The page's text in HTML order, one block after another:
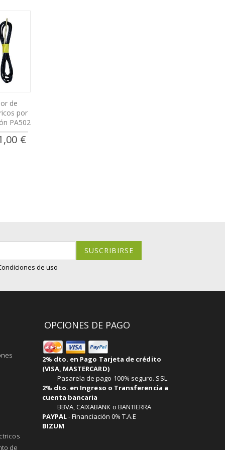
de
por
PA502
€
SUSCRIBIRSE
de uso
de
OPCIONES DE PAGO
2% dto. en Pago Tarjeta de crédito
(VISA, MASTERCARD)
Pasarela de pago 100% seguro. SSL
2% dto. en Ingreso o Transferencia a
cuenta bancaria
BBVA, CAIXABANK o BANTIERRA
PAYPAL-Financiación 0% T.A.E
BIZUM